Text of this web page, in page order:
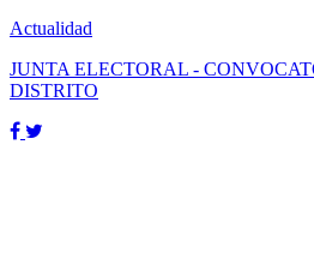
Actualidad
JUNTA ELECTORAL -
DISTRITO